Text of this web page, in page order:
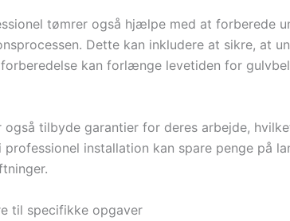
tømrer også hjælpe med at forberede
Dette kan inkludere at sikre, at
kan forlænge levetiden for
også tilbyde garantier for deres arbejde,
installation kan spare penge på
til specifikke opgaver